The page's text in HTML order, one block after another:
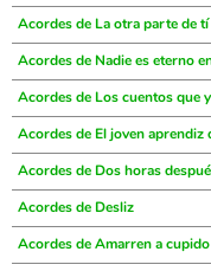
Acordes de La otra parte de tí
Acordes de Nadie es eterno
Acordes de Los cuentos que
Acordes de El joven aprendiz
Acordes de Dos horas
Acordes de Desliz
Acordes de Amarren a cupido